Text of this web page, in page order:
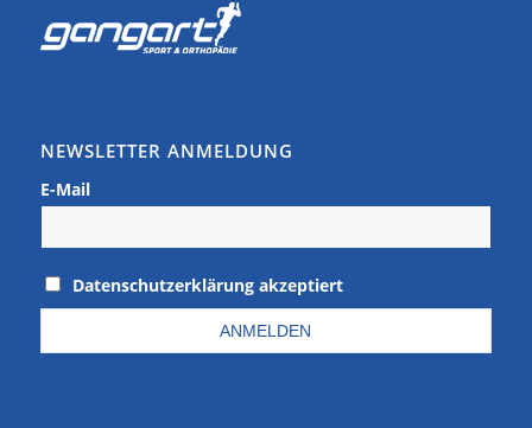
NEWSLETTER ANMELDUNG
E-Mail
Datenschutzerklärung akzeptiert